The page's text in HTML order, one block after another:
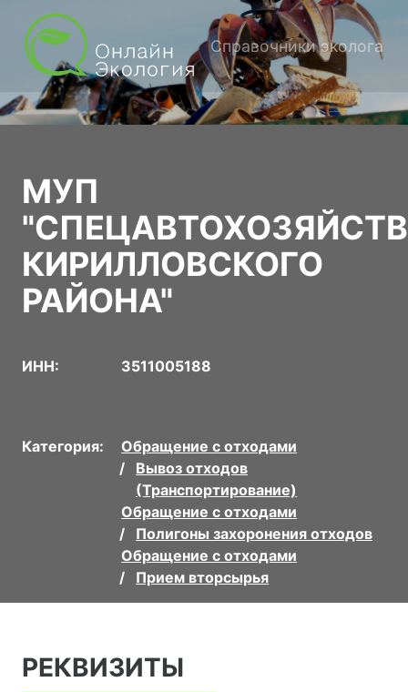
Справочники эколога
МУП
КИРИЛЛОВСКОГО
РАЙОНА"
ИНН: 3511005188
Категория:
Обращение с отходами
Вывоз отходов
(Транспортирование)
Обращение с отходами
Полигоны захоронения отходов
Обращение с отходами
Прием вторсырья
РЕКВИЗИТЫ